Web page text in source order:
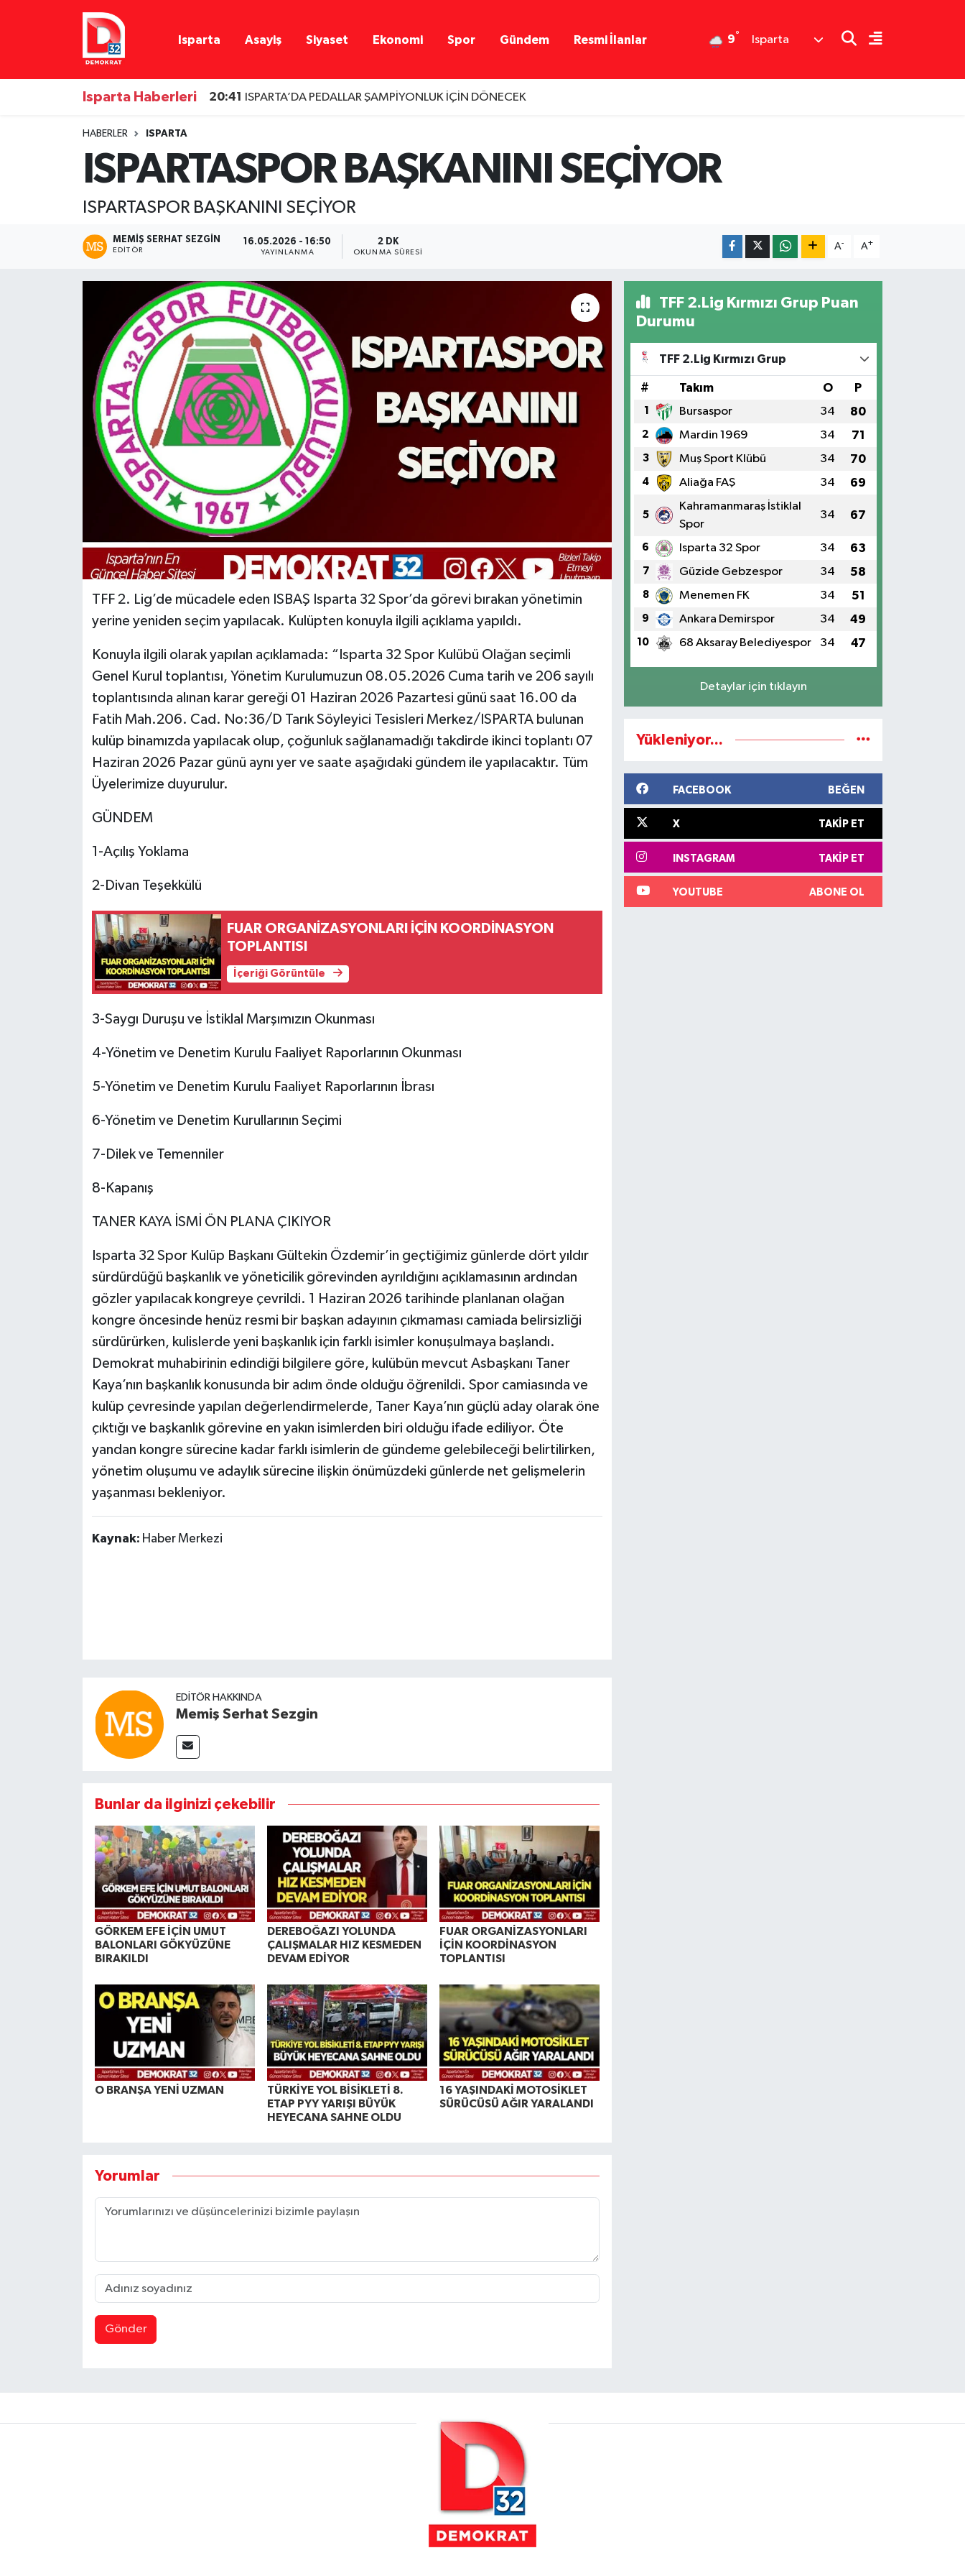
Isparta Asayiş Siyaset Ekonomi Spor Gündem Resmi İlanlar 9° Isparta
Isparta Haberleri 20:41 ISPARTA’DA PEDALLAR ŞAMPİYONLUK İÇİN DÖNECEK
HABERLER ISPARTA
ISPARTASPOR BAŞKANINI SEÇİYOR
ISPARTASPOR BAŞKANINI SEÇİYOR
MEMIŞ SERHAT SEZGIN
EDITÖR
16.05.2026 - 16:50
YAYINLANMA
2 DK
OKUNMA SÜRESI
A- A+
TFF 2. Lig’de mücadele eden ISBAŞ Isparta 32 Spor’da görevi bırakan yönetimin
yerine yeniden seçim yapılacak. Kulüpten konuyla ilgili açıklama yapıldı.
Konuyla ilgili olarak yapılan açıklamada: “Isparta 32 Spor Kulübü Olağan seçimli
Genel Kurul toplantısı, Yönetim Kurulumuzun 08.05.2026 Cuma tarih ve 206 sayılı
toplantısında alınan karar gereği 01 Haziran 2026 Pazartesi günü saat 16.00 da
Fatih Mah.206. Cad. No:36/D Tarık Söyleyici Tesisleri Merkez/ISPARTA bulunan
kulüp binamızda yapılacak olup, çoğunluk sağlanamadığı takdirde ikinci toplantı 07
Haziran 2026 Pazar günü aynı yer ve saate aşağıdaki gündem ile yapılacaktır. Tüm
Üyelerimize duyurulur.
GÜNDEM
1-Açılış Yoklama
2-Divan Teşekkülü
FUAR ORGANİZASYONLARI İÇİN KOORDİNASYON
TOPLANTISI
İçeriği Görüntüle
3-Saygı Duruşu ve İstiklal Marşımızın Okunması
4-Yönetim ve Denetim Kurulu Faaliyet Raporlarının Okunması
5-Yönetim ve Denetim Kurulu Faaliyet Raporlarının İbrası
6-Yönetim ve Denetim Kurullarının Seçimi
7-Dilek ve Temenniler
8-Kapanış
TANER KAYA İSMİ ÖN PLANA ÇIKIYOR
Isparta 32 Spor Kulüp Başkanı Gültekin Özdemir’in geçtiğimiz günlerde dört yıldır
sürdürdüğü başkanlık ve yöneticilik görevinden ayrıldığını açıklamasının ardından
gözler yapılacak kongreye çevrildi. 1 Haziran 2026 tarihinde planlanan olağan
kongre öncesinde henüz resmi bir başkan adayının çıkmaması camiada belirsizliği
sürdürürken, kulislerde yeni başkanlık için farklı isimler konuşulmaya başlandı.
Demokrat muhabirinin edindiği bilgilere göre, kulübün mevcut Asbaşkanı Taner
Kaya’nın başkanlık konusunda bir adım önde olduğu öğrenildi. Spor camiasında ve
kulüp çevresinde yapılan değerlendirmelerde, Taner Kaya’nın güçlü aday olarak öne
çıktığı ve başkanlık görevine en yakın isimlerden biri olduğu ifade ediliyor. Öte
yandan kongre sürecine kadar farklı isimlerin de gündeme gelebileceği belirtilirken,
yönetim oluşumu ve adaylık sürecine ilişkin önümüzdeki günlerde net gelişmelerin
yaşanması bekleniyor.
Kaynak: Haber Merkezi
EDITÖR HAKKINDA
Memiş Serhat Sezgin
Bunlar da ilginizi çekebilir
GÖRKEM EFE İÇİN UMUT
BALONLARI GÖKYÜZÜNE
BIRAKILDI
DEREBOĞAZI YOLUNDA
ÇALIŞMALAR HIZ KESMEDEN
DEVAM EDİYOR
FUAR ORGANİZASYONLARI
İÇİN KOORDİNASYON
TOPLANTISI
O BRANŞA YENİ UZMAN
TÜRKİYE YOL BİSİKLETİ 8.
ETAP PYY YARIŞI BÜYÜK
HEYECANA SAHNE OLDU
16 YAŞINDAKİ MOTOSİKLET
SÜRÜCÜSÜ AĞIR YARALANDI
Yorumlar
Gönder
TFF 2.Lig Kırmızı Grup Puan
Durumu
TFF 2.Lig Kırmızı Grup
# Takım O P
1 Bursaspor 34 80
2 Mardin 1969 34 71
3 Muş Sport Klübü 34 70
4 Aliağa FAŞ 34 69
5
Kahramanmaraş İstiklal
Spor
34 67
6 Isparta 32 Spor 34 63
7 Güzide Gebzespor 34 58
8 Menemen FK 34 51
9 Ankara Demirspor 34 49
10 68 Aksaray Belediyespor 34 47
Detaylar için tıklayın
Yükleniyor...
FACEBOOK BEĞEN
X TAKIP ET
INSTAGRAM TAKIP ET
YOUTUBE ABONE OL
Isparta Nöbetçi Eczaneler
Isparta Hava Durumu
Isparta Namaz Vakitleri
Isparta Trafik Yoğunluk Haritası
Süper Lig Puan Durumu ve Fikstür
Tüm Manşetler